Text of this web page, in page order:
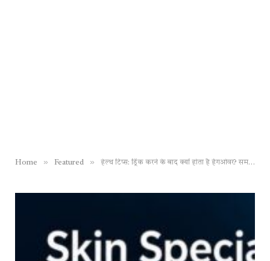
Home » Featured » हेल्थ टिप्स: ड्रिंक करने के बाद क्यों होता है हैंगओवर? समझें अल्कोहल के पीछे की साइंस, छुटकारा पाने के उपाय